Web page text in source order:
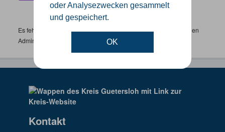
oder Analysezwecken gesammelt
und gespeichert.
OK
Es fehlen spezifische Datensätze? Wenden Sie sich bitte an einen
Administrator unter:
support.gis@kreis-guetersloh.de
Kontakt